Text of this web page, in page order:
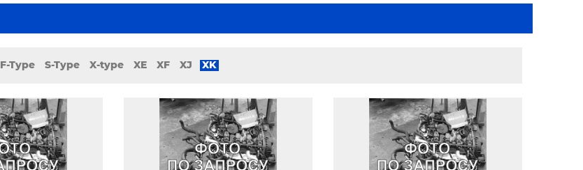
F-Type S-Type X-type XE XF XJ XK